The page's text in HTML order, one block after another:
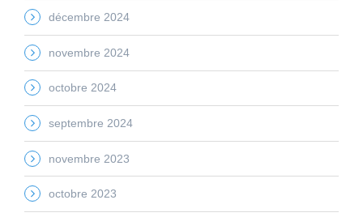
décembre 2024
novembre 2024
octobre 2024
septembre 2024
novembre 2023
octobre 2023